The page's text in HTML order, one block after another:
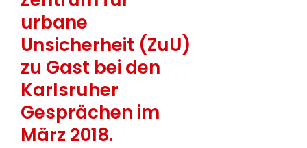
urbane
Unsicherheit (ZuU)
zu Gast bei den
Karlsruher
Gesprächen im
März 2018.